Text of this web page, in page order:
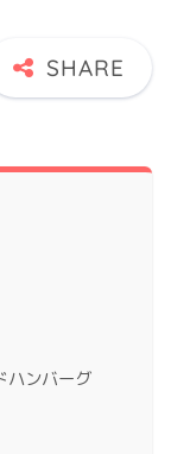
ハンバーグ